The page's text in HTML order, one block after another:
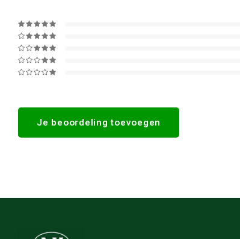
Je beoordeling toevoegen